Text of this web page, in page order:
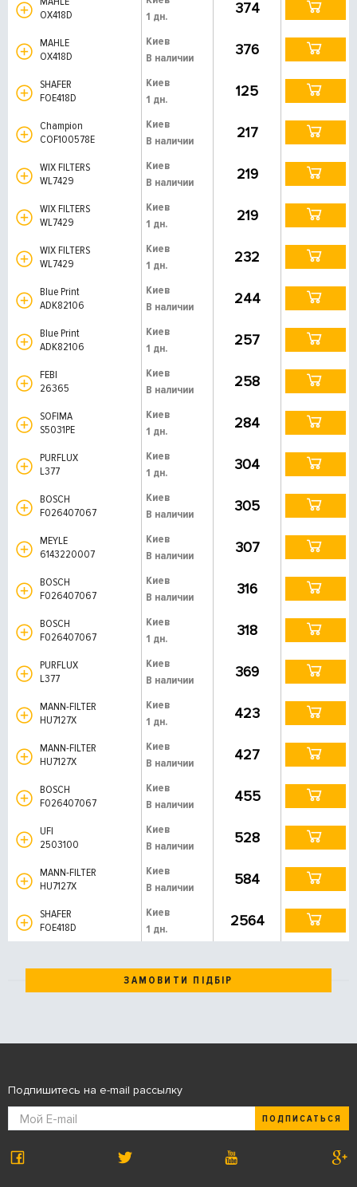
OX418D
1 дн.
374
MAHLE
OX418D
Киев
В наличии
376
SHAFER
FOE418D
Киев
1 дн.
125
Champion
COF100578E
Киев
В наличии
217
WIX FILTERS
WL7429
Киев
В наличии
219
WIX FILTERS
WL7429
Киев
1 дн.
219
WIX FILTERS
WL7429
Киев
1 дн.
232
Blue Print
ADK82106
Киев
В наличии
244
Blue Print
ADK82106
Киев
1 дн.
257
FEBI
26365
Киев
В наличии
258
SOFIMA
S5031PE
Киев
1 дн.
284
PURFLUX
L377
Киев
1 дн.
304
BOSCH
F026407067
Киев
В наличии
305
MEYLE
6143220007
Киев
В наличии
307
BOSCH
F026407067
Киев
В наличии
316
BOSCH
F026407067
Киев
1 дн.
318
PURFLUX
L377
Киев
В наличии
369
MANN-FILTER
HU7127X
Киев
1 дн.
423
MANN-FILTER
HU7127X
Киев
В наличии
427
BOSCH
F026407067
Киев
В наличии
455
UFI
2503100
Киев
В наличии
528
MANN-FILTER
HU7127X
Киев
В наличии
584
SHAFER
FOE418D
Киев
1 дн.
2564
ЗАМОВИТИ ПІДБІР
Подпишитесь на e-mail рассылку
ПОДПИСАТЬСЯ